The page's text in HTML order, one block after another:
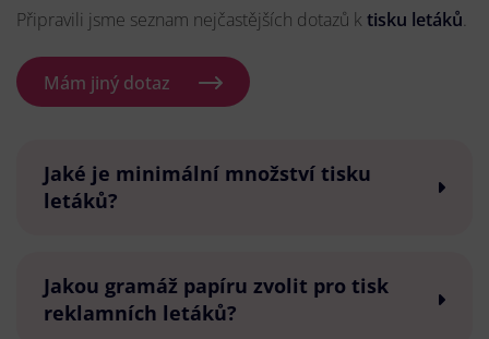
Připravili jsme seznam nejčastějších dotazů k tisku letáků.
Mám jiný dotaz
Jaké je minimální množství tisku
letáků?
Jakou gramáž papíru zvolit pro tisk
reklamních letáků?